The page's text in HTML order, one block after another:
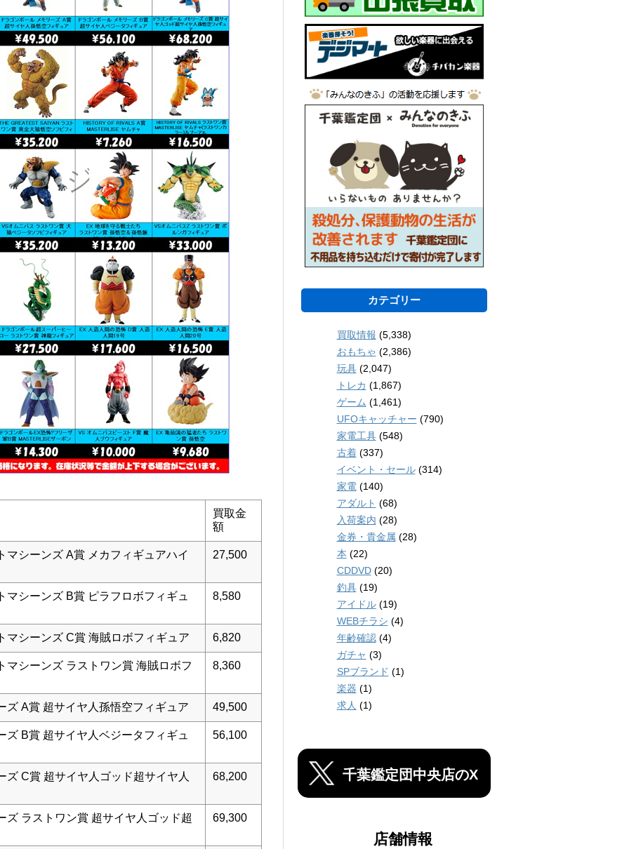
買取金
額
マシーンズ A賞 メカフィギュアハイ 27,500
シーンズ B賞 ピラフロボフィギュ 8,580
マシーンズ C賞 海賊ロボフィギュア 6,820
マシーンズ ラストワン賞 海賊ロボフ 8,360
ズ A賞 超サイヤ人孫悟空フィギュア 49,500
B賞 超サイヤ人ベジータフィギュ 56,100
C賞 超サイヤ人ゴッド超サイヤ人 68,200
ズ ラストワン賞 超サイヤ人ゴッド超 69,300
カテゴリー
買取情報 (5,338)
おもちゃ (2,386)
玩具(2,047)
トレカ (1,867)
ゲーム (1,461)
UFOキャッチャー (790)
家電工具(548)
古着(337)
イベント・セール(314)
家電(140)
アダルト (68)
入荷案内 (28)
金券・貴金属 (28)
本 (22)
CDDVD(20)
釣具(19)
アイドル(19)
WEBチラシ (4)
年齢確認(4)
ガチャ (3)
SPブランド (1)
楽器 (1)
求人 (1)
千葉鑑定団中央店のX
店舗情報